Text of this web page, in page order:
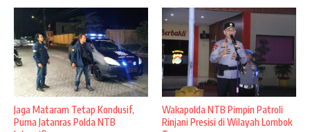
Jaga Mataram Tetap Kondusif,
Puma Jatanras Polda NTB
Wakapolda NTB Pimpin Patroli
Rinjani Presisi di Wilayah Lombok